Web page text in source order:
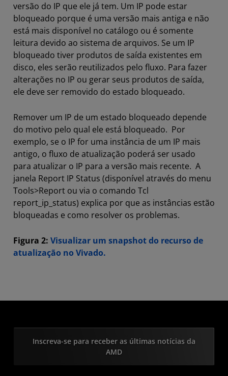
versão do IP que ele já tem. Um IP pode estar
bloqueado porque é uma versão mais antiga e não
está mais disponível no catálogo ou é somente
leitura devido ao sistema de arquivos. Se um IP
bloqueado tiver produtos de saída existentes em
disco, eles serão reutilizados pelo fluxo. Para fazer
alterações no IP ou gerar seus produtos de saída,
ele deve ser removido do estado bloqueado.
Remover um IP de um estado bloqueado depende
do motivo pelo qual ele está bloqueado. Por
exemplo, se o IP for uma instância de um IP mais
antigo, o fluxo de atualização poderá ser usado
para atualizar o IP para a versão mais recente. A
janela Report IP Status (disponível através do menu
Tools>Report ou via o comando Tcl
report_ip_status) explica por que as instâncias estão
bloqueadas e como resolver os problemas.
Figura 2: Visualizar um snapshot do recurso de
atualização no Vivado.
Inscreva-se para receber as últimas notícias da
AMD